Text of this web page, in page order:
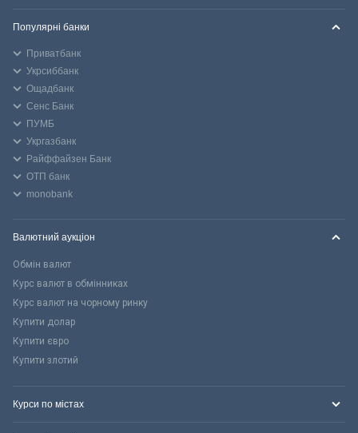
Популярні банки
Приватбанк
Укрсиббанк
Ощадбанк
Сенс Банк
ПУМБ
Укргазбанк
Райффайзен Банк
ОТП банк
monobank
Валютний аукціон
Обмін валют
Курс валют в обмінниках
Курс валют на чорному ринку
Купити долар
Купити євро
Купити злотий
Курси по містах